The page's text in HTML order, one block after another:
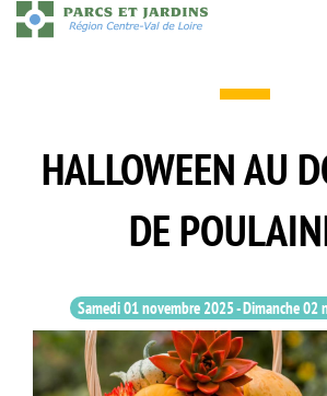
Aller
au
HALLOWEEN AU
DE
Samedi 01 novembre 2025-Dimanche 02